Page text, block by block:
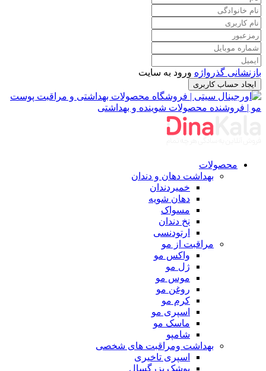
بازنشانی گذرواژه ورود به سایت
ایجاد حساب کاربری
محصولات
بهداشت دهان و دندان
خمیردندان
دهان شویه
مسواک
نخ دندان
ارتودنسی
مراقبت از مو
واکس مو
ژل مو
موس مو
روغن مو
کرم مو
اسپری مو
ماسک مو
شامپو
بهداشت ومراقبت های شخصی
اسپری تاخیری
پوشک بزرگسال